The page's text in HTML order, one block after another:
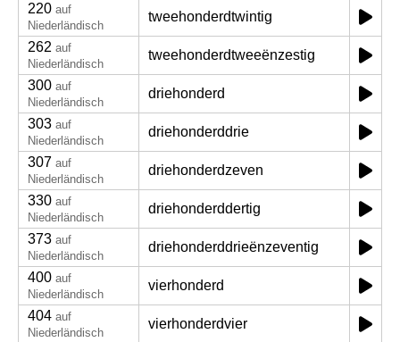
220 auf
Niederländisch
tweehonderdtwintig
262 auf
Niederländisch
tweehonderdtweeënzestig
300 auf
Niederländisch
driehonderd
303 auf
Niederländisch
driehonderddrie
307 auf
Niederländisch
driehonderdzeven
330 auf
Niederländisch
driehonderddertig
373 auf
Niederländisch
driehonderddrieënzeventig
400 auf
Niederländisch
vierhonderd
404 auf
Niederländisch
vierhonderdvier